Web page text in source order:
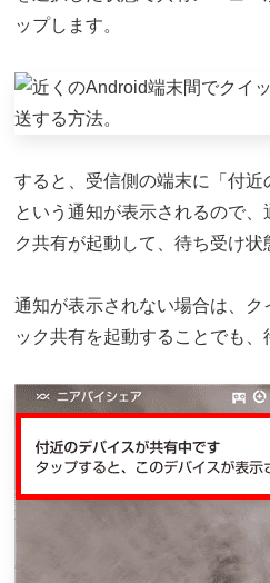
ップします。
すると、受信側の端末に「付近
という通知が表示されるので
ク共有が起動して、待ち受け状
通知が表示されない場合は、ク
ック共有を起動することでも、